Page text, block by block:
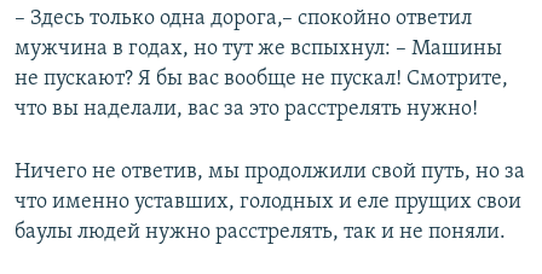
– Здесь только одна дорога,– спокойно ответил
мужчина в годах, но тут же вспыхнул: – Машины
не пускают? Я бы вас вообще не пускал! Смотрите,
что вы наделали, вас за это расстрелять нужно!
Ничего не ответив, мы продолжили свой путь, но за
что именно уставших, голодных и еле прущих свои
баулы людей нужно расстрелять, так и не поняли.